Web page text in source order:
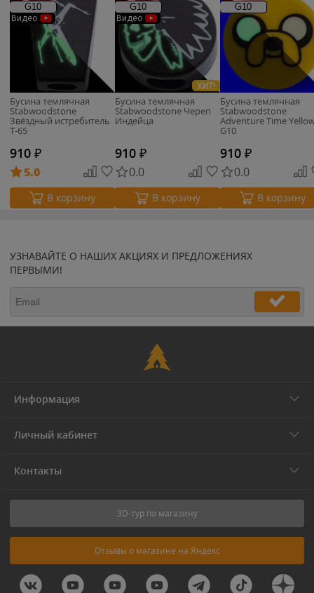
G10
Видео
Бусина темлячная
Stabwoodstone
Звёздный истребитель
T-65
910 ₽
5.0
В корзину
G10
Видео
ХИТ!
Бусина темлячная
Stabwoodstone Череп
Индейца
910 ₽
0.0
В корзину
G10
Бусина темлячная
Stabwoodstone
Adventure Time
G10
910 ₽
0.0
В корзину
УЗНАВАЙТЕ О НАШИХ АКЦИЯХ И ПРЕДЛОЖЕНИЯХ
ПЕРВЫМИ!
Информация
Личный кабинет
Контакты
3D-тур по магазину
Отзывы о магазине на Яндекс